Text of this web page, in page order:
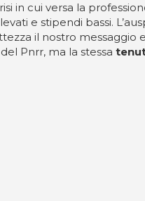
in cui versa la
e stipendi bassi.
il nostro messaggio
Pnrr, ma la stessa